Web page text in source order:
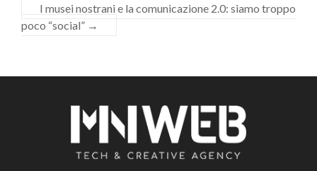
I musei nostrani e la comunicazione 2.0: siamo troppo
poco “social” →